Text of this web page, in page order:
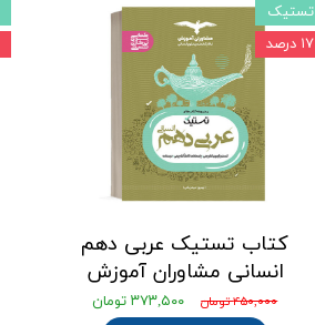
کتاب تستیک عربی دهم
انسانی مشاوران آموزش
۴۵۰,۰۰۰ تومان ۳۷۳,۵۰۰ تومان
تستیک
۱۷ درصد